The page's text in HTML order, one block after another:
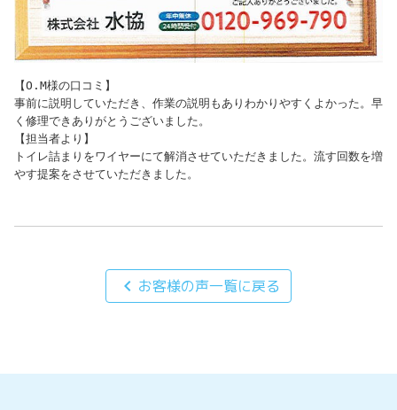
【O.M様の口コミ】
事前に説明していただき、作業の説明もありわかりやすくよかった。早
く修理できありがとうございました。
【担当者より】
トイレ詰まりをワイヤーにて解消させていただきました。流す回数を増
やす提案をさせていただきました。
chevron_left お客様の声一覧に戻る